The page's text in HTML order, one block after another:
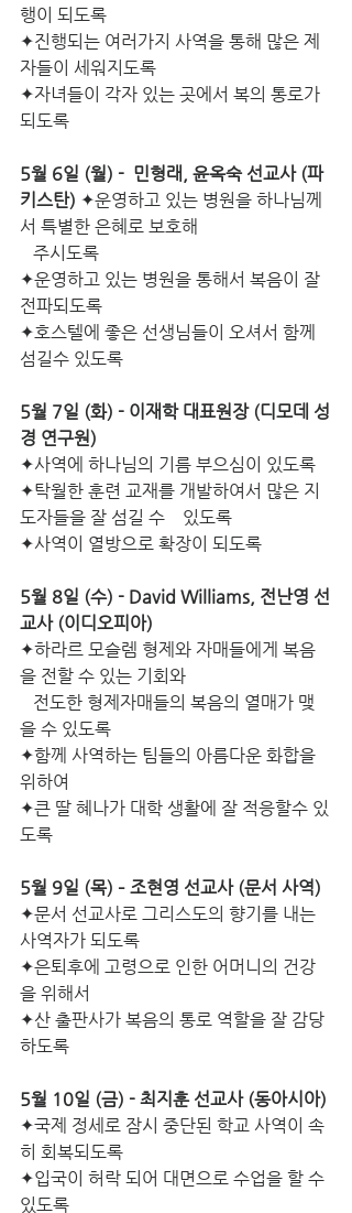
행이 되도록
✦진행되는 여러가지 사역을 통해 많은 제
자들이 세워지도록
✦자녀들이 각자 있는 곳에서 복의 통로가
되도록
5월 6일 (월) -  민형래, 윤옥숙 선교사 (파
키스탄) ✦운영하고 있는 병원을 하나님께
서 특별한 은혜로 보호해
주시도록
✦운영하고 있는 병원을 통해서 복음이 잘
전파되도록
✦호스텔에 좋은 선생님들이 오셔서 함께
섬길수 있도록
5월 7일 (화) - 이재학 대표원장 (디모데 성
경 연구원)
✦사역에 하나님의 기름 부으심이 있도록
✦탁월한 훈련 교재를 개발하여서 많은 지
도자들을 잘 섬길 수    있도록
✦사역이 열방으로 확장이 되도록
5월 8일 (수) - David Williams, 전난영 선
교사 (이디오피아)
✦하라르 모슬렘 형제와 자매들에게 복음
을 전할 수 있는 기회와
전도한 형제자매들의 복음의 열매가 맺
을 수 있도록
✦함께 사역하는 팀들의 아름다운 화합을
위하여
✦큰 딸 혜나가 대학 생활에 잘 적응할수 있
도록
5월 9일 (목) – 조현영 선교사 (문서 사역)
✦문서 선교사로 그리스도의 향기를 내는
사역자가 되도록
✦은퇴후에 고령으로 인한 어머니의 건강
을 위해서
✦산 출판사가 복음의 통로 역할을 잘 감당
하도록
5월 10일 (금) - 최지훈 선교사 (동아시아)
✦국제 정세로 잠시 중단된 학교 사역이 속
히 회복되도록
✦입국이 허락 되어 대면으로 수업을 할 수
있도록